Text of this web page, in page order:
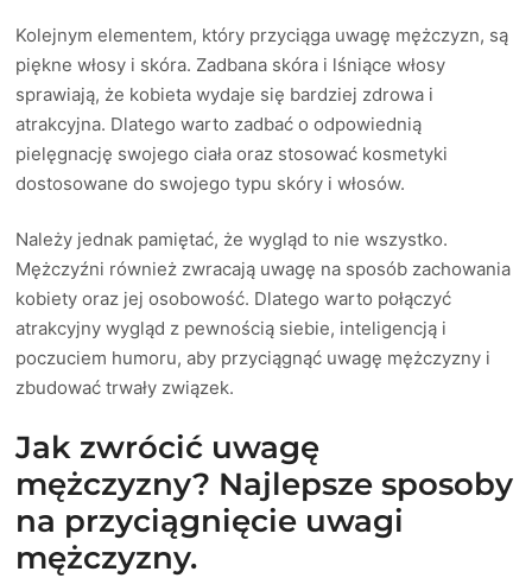
Kolejnym elementem, który przyciąga uwagę mężczyzn, są
piękne włosy i skóra. Zadbana skóra i lśniące włosy
sprawiają, że kobieta wydaje się bardziej zdrowa i
atrakcyjna. Dlatego warto zadbać o odpowiednią
pielęgnację swojego ciała oraz stosować kosmetyki
dostosowane do swojego typu skóry i włosów.
Należy jednak pamiętać, że wygląd to nie wszystko.
Mężczyźni również zwracają uwagę na sposób zachowania
kobiety oraz jej osobowość. Dlatego warto połączyć
atrakcyjny wygląd z pewnością siebie, inteligencją i
poczuciem humoru, aby przyciągnąć uwagę mężczyzny i
zbudować trwały związek.
Jak zwrócić uwagę
mężczyzny? Najlepsze sposoby
na przyciągnięcie uwagi
mężczyzny.